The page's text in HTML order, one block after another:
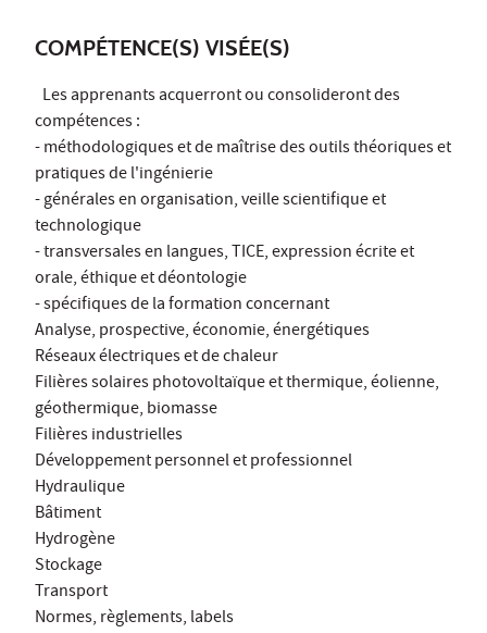
COMPÉTENCE(S) VISÉE(S)
Les apprenants acquerront ou consolideront des
compétences :
- méthodologiques et de maîtrise des outils théoriques et
pratiques de l'ingénierie
- générales en organisation, veille scientifique et
technologique
- transversales en langues, TICE, expression écrite et
orale, éthique et déontologie
- spécifiques de la formation concernant
Analyse, prospective, économie, énergétiques
Réseaux électriques et de chaleur
Filières solaires photovoltaïque et thermique, éolienne,
géothermique, biomasse
Filières industrielles
Développement personnel et professionnel
Hydraulique
Bâtiment
Hydrogène
Stockage
Transport
Normes, règlements, labels